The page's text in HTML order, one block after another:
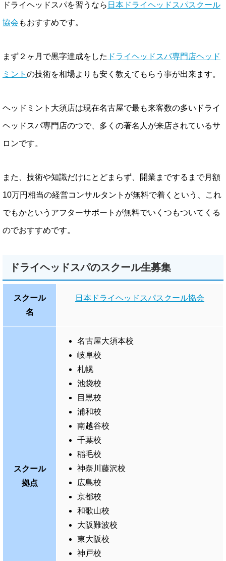
ドライヘッドスパを習うなら 日本ドライヘッドスパスクール
協会 もおすすめです。
まず２ヶ月で黒字達成をした ドライヘッドスパ専門店ヘッド
ミント の技術を相場よりも安く教えてもらう事が出来ます。
ヘッドミント大須店は現在名古屋で最も来客数の多いドライ
ヘッドスパ専門店のつで、多くの著名人が来店されているサ
ロンです。
また、技術や知識だけにとどまらず、開業までするまで月額
10万円相当の経営コンサルタントが無料で着くという、これ
でもかというアフターサポートが無料でいくつもついてくる
のでおすすめです。
ドライヘッドスパのスクール生募集
スクール
名
日本ドライヘッドスパスクール協会
スクール
拠点
名古屋大須本校
岐阜校
札幌
池袋校
目黒校
浦和校
南越谷校
千葉校
稲毛校
神奈川藤沢校
広島校
京都校
和歌山校
大阪難波校
東大阪校
神戸校